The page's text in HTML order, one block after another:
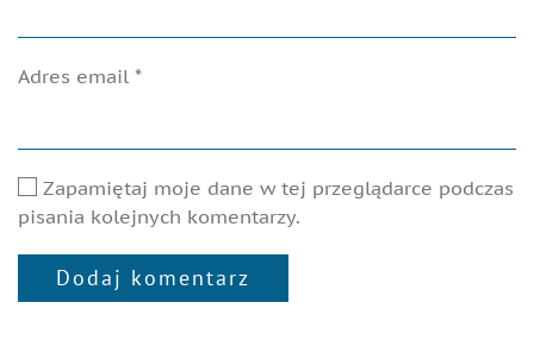
Adres email *
Zapamiętaj moje dane w tej przeglądarce podczas
pisania kolejnych komentarzy.
Dodaj komentarz